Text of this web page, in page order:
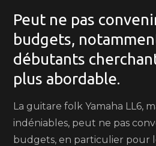
Peut ne pas
budgets,
débutants
plus abordable.
La guitare folk Yamaha LL6,
indéniables, peut ne pas
budgets, en particulier pour